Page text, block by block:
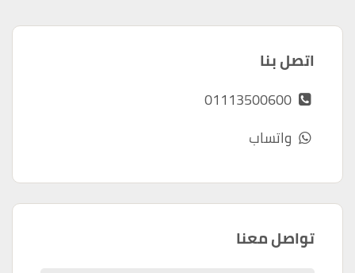
اتصل بنا
01113500600
واتساب
تواصل معنا